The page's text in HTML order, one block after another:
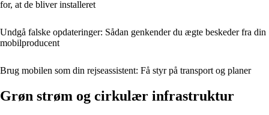
for, at de bliver installeret
Undgå falske opdateringer: Sådan genkender du ægte beskeder fra din
mobilproducent
Brug mobilen som din rejseassistent: Få styr på transport og planer
Grøn strøm og cirkulær infrastruktur